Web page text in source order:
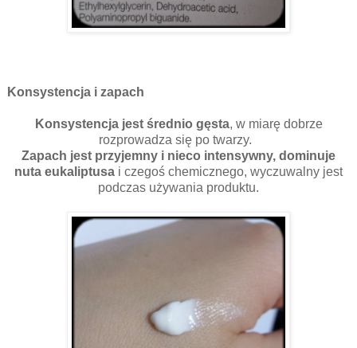
Konsystencja i zapach
Konsystencja jest średnio gęsta, w miarę dobrze
rozprowadza się po twarzy.
Zapach jest przyjemny i nieco intensywny, dominuje
nuta eukaliptusa i czegoś chemicznego, wyczuwalny jest
podczas używania produktu.